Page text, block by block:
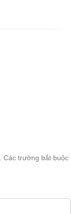
Các trường bắt buộc